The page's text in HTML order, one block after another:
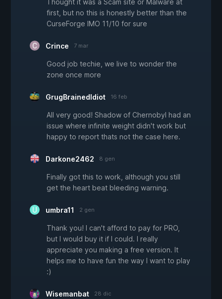
Thought it was a Scam site or Malware at
first, but no this is honestly better than the
CurseForge IMO 11/10 for sure
Crince 7 mar
Good job techie, we live to wonder the
zone once more
GrugBrainedIdiot 16 feb
All very good! Shadow of Chernobyl had an
issue where infinite weight didn't work but
happy to report thats not the case here.
Darkone2462 8 gen
Finally got this to work, although you still
get the heart beat bleeding warning.
umbra11 2 gen
Thank you! I can't afford to pay for PRO,
but I would buy it if I could. I really
appreciate you making a free version. It
helps me to have fun the way I want to play
:)
Wisemanbat 28 dic